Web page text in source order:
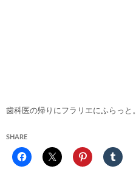
歯科医の帰りにフラリエにふらっと。
SHARE